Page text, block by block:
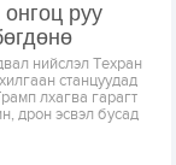
руу
нийслэл Техран
станцуудад
лхагва гарагт
дрон эсвэл бусад